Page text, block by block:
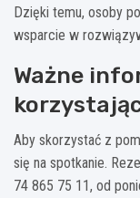
Dzięki temu, osoby
wsparcie w
Ważne
Aby skorzystać z
się na spotkanie.
74 865 75 11, od